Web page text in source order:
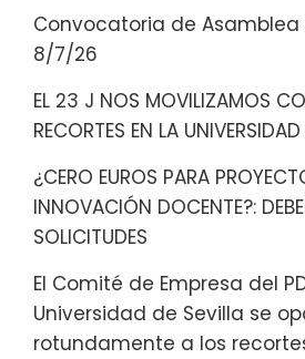
Convocatoria de Asamblea
8/7/26
EL 23 J NOS MOVILIZAMOS
RECORTES EN LA UNIVERSIDAD
¿CERO EUROS PARA
INNOVACIÓN DOCENTE?:
SOLICITUDES
El Comité de Empresa del
Universidad de Sevilla se
rotundamente a los